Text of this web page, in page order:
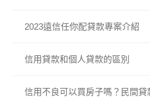
2023遠信任你配貸款專案介紹
信用貸款和個人貸款的區別
信用不良可以買房子嗎？民間貸